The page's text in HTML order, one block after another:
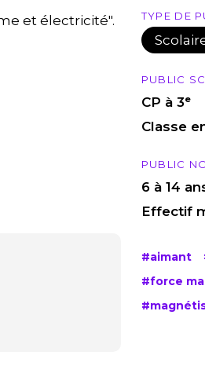
et électricité".
TYPE DE
PUBLIC
CP à 3ᵉ
Classe
PUBLIC
6 à 14
Effectif
#aimant
#force